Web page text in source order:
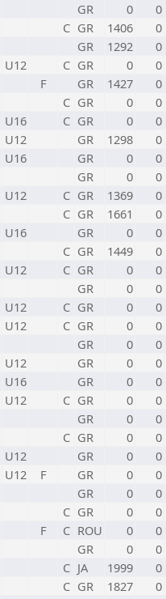
GR 0 0
C GR 1406 0
GR 1292 0
U12 C GR 0 0
F GR 1427 0
C GR 0 0
U16 C GR 0 0
U12 GR 1298 0
U16 GR 0 0
GR 0 0
U12 C GR 1369 0
C GR 1661 0
U16 GR 0 0
C GR 1449 0
U12 C GR 0 0
GR 0 0
U12 C GR 0 0
U12 C GR 0 0
GR 0 0
U12 GR 0 0
U16 GR 0 0
U12 C GR 0 0
GR 0 0
C GR 0 0
U12 GR 0 0
U12 F GR 0 0
GR 0 0
C GR 0 0
F C ROU 0 0
GR 0 0
C JA 1999 0
C GR 1827 0